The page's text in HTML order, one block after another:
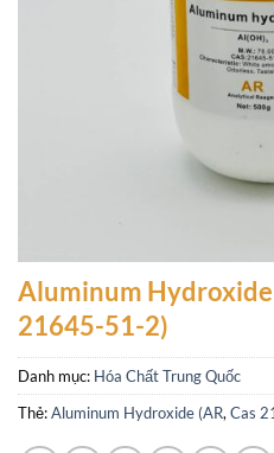
Aluminum Hydroxide
21645-51-2)
Danh mục: Hóa Chất Trung Quốc
Thẻ:Aluminum Hydroxide (AR, Cas